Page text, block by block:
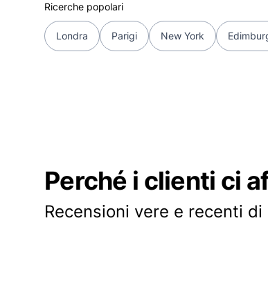
Ricerche popolari
Londra Parigi New York
Perché i clienti ci
Recensioni vere e recenti